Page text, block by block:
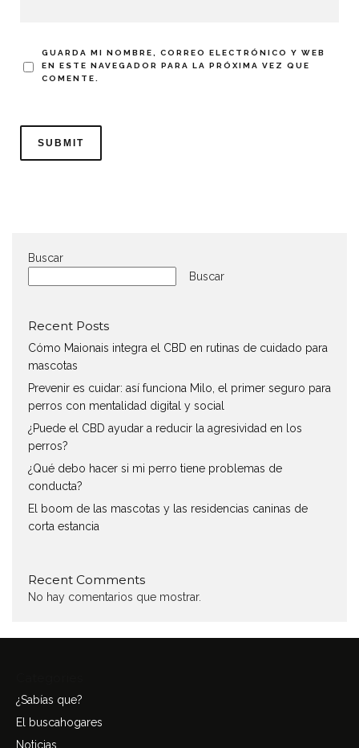
GUARDA MI NOMBRE, CORREO ELECTRÓNICO Y WEB
EN ESTE NAVEGADOR PARA LA PRÓXIMA VEZ QUE
COMENTE.
Buscar
Buscar
Recent Posts
Cómo Maionais integra el CBD en rutinas de cuidado para
mascotas
Prevenir es cuidar: así funciona Milo, el primer seguro para
perros con mentalidad digital y social
¿Puede el CBD ayudar a reducir la agresividad en los
perros?
¿Qué debo hacer si mi perro tiene problemas de
conducta?
El boom de las mascotas y las residencias caninas de
corta estancia
Recent Comments
No hay comentarios que mostrar.
¿Sabías que?
El buscahogares
Noticias